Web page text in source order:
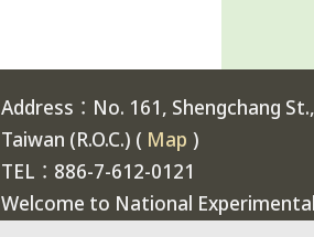
Address：No. 161, Shengchang
Taiwan (R.O.C.) ( Map )
TEL：886-7-612-0121
Welcome to National